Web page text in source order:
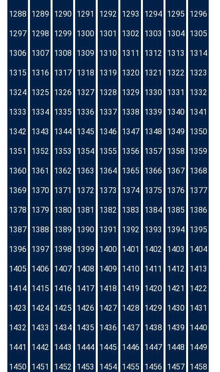
1288 1289 1290 1291 1292 1293 1294 1295 1296
1297 1298 1299 1300 1301 1302 1303 1304 1305
1306 1307 1308 1309 1310 1311 1312 1313 1314
1315 1316 1317 1318 1319 1320 1321 1322 1323
1324 1325 1326 1327 1328 1329 1330 1331 1332
1333 1334 1335 1336 1337 1338 1339 1340 1341
1342 1343 1344 1345 1346 1347 1348 1349 1350
1351 1352 1353 1354 1355 1356 1357 1358 1359
1360 1361 1362 1363 1364 1365 1366 1367 1368
1369 1370 1371 1372 1373 1374 1375 1376 1377
1378 1379 1380 1381 1382 1383 1384 1385 1386
1387 1388 1389 1390 1391 1392 1393 1394 1395
1396 1397 1398 1399 1400 1401 1402 1403 1404
1405 1406 1407 1408 1409 1410 1411 1412 1413
1414 1415 1416 1417 1418 1419 1420 1421 1422
1423 1424 1425 1426 1427 1428 1429 1430 1431
1432 1433 1434 1435 1436 1437 1438 1439 1440
1441 1442 1443 1444 1445 1446 1447 1448 1449
1450 1451 1452 1453 1454 1455 1456 1457 1458